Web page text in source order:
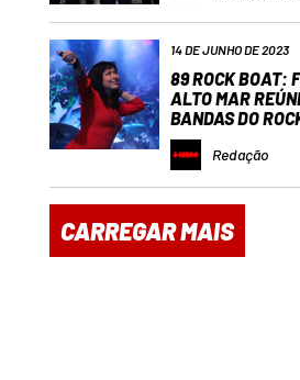
14 DE JUNHO DE 2023
89 ROCK BOAT:
ALTO MAR
BANDAS DO
Redação
CARREGAR MAIS